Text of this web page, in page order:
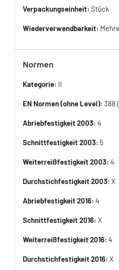
Verpackungseinheit: Stück
Wiederverwendbarkeit:
Normen
Kategorie: II
EN Normen (ohne Level): 388
Abriebfestigkeit 2003: 4
Schnittfestigkeit 2003: 5
Weiterreißfestigkeit 2003: 4
Durchstichfestigkeit 2003: X
Abriebfestigkeit 2016: 4
Schnittfestigkeit 2016: X
Weiterreißfestigkeit 2016: 4
Durchstichfestigkeit 2016: X